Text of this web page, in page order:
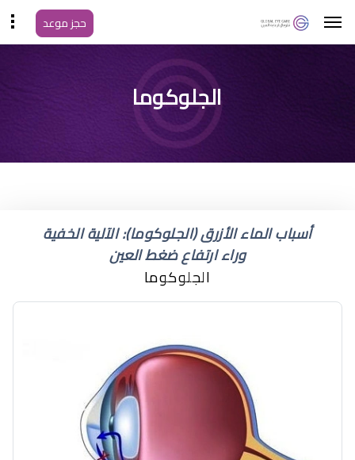
حجز موعد
علاج جديد للجلوكوما
الجلوكوما
أسباب الماء الأزرق (الجلوكوما): الآلية الخفية
وراء ارتفاع ضغط العين
الجلوكوما